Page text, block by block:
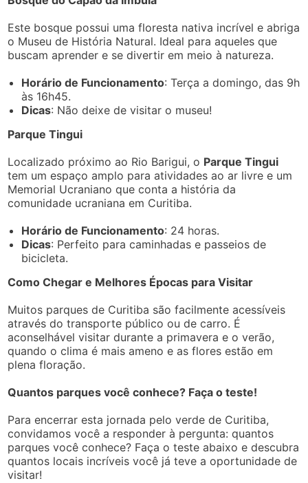
Este bosque possui uma floresta nativa incrível e abriga
o Museu de História Natural. Ideal para aqueles que
buscam aprender e se divertir em meio à natureza.
Horário de Funcionamento: Terça a domingo, das 9h
às 16h45.
Dicas: Não deixe de visitar o museu!
Parque Tingui
Localizado próximo ao Rio Barigui, o Parque Tingui
tem um espaço amplo para atividades ao ar livre e um
Memorial Ucraniano que conta a história da
comunidade ucraniana em Curitiba.
Horário de Funcionamento: 24 horas.
Dicas: Perfeito para caminhadas e passeios de
bicicleta.
Como Chegar e Melhores Épocas para Visitar
Muitos parques de Curitiba são facilmente acessíveis
através do transporte público ou de carro. É
aconselhável visitar durante a primavera e o verão,
quando o clima é mais ameno e as flores estão em
plena floração.
Quantos parques você conhece? Faça o teste!
Para encerrar esta jornada pelo verde de Curitiba,
convidamos você a responder à pergunta: quantos
parques você conhece? Faça o teste abaixo e descubra
quantos locais incríveis você já teve a oportunidade de
visitar!